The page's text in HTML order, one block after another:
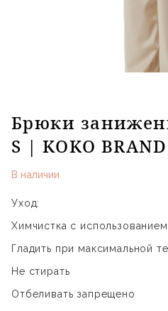
Брюки
S | KOKO BRAND
В наличии
Уход:
Химчистка с
Гладить при максимальной
Не стирать
Отбеливать запрещено